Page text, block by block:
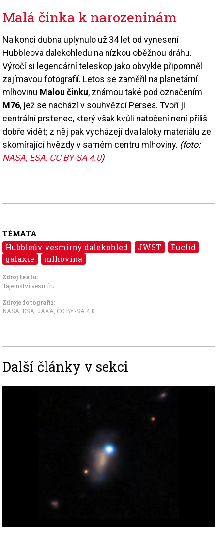
Malá činka k narozeninám
Na konci dubna uplynulo už 34 let od vynesení
Hubbleova dalekohledu na nízkou oběžnou dráhu.
Výročí si legendární teleskop jako obvykle připomněl
zajímavou fotografií. Letos se zaměřil na planetární
mlhovinu Malou činku, známou také pod označením
M76, jež se nachází v souhvězdí Persea. Tvoří ji
centrální prstenec, který však kvůli natočení není příliš
dobře vidět; z něj pak vycházejí dva laloky materiálu ze
skomírající hvězdy v samém centru mlhoviny. (foto:
NASA, ESA, CC BY-SA 4.0)
TÉMATA
Hubbleův vesmírný dalekohled JWST
Euclid
galaxie
mlhovina
Zdroj textu:
Tajemství vesmíru
Zdroje fotografii:
NASA, ESA, JAXA, CC BY-SA 4.0
Další články v sekci